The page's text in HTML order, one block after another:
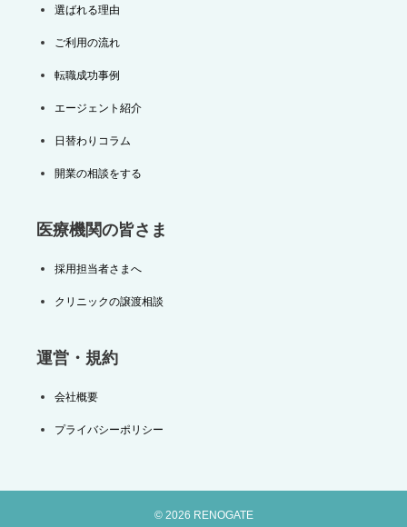
選ばれる理由
ご利用の流れ
転職成功事例
エージェント紹介
日替わりコラム
開業の相談をする
医療機関の皆さま
採用担当者さまへ
クリニックの譲渡相談
運営・規約
会社概要
プライバシーポリシー
© 2026 RENOGATE